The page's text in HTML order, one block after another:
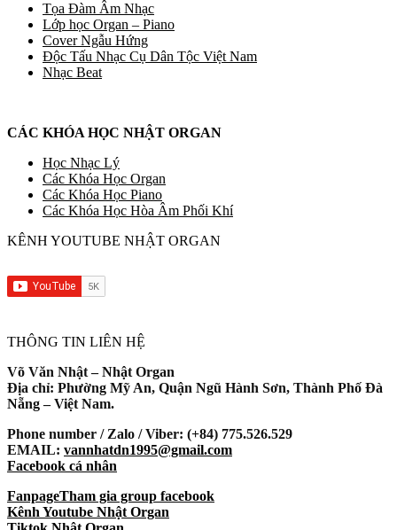
Tọa Đàm Âm Nhạc
Lớp học Organ – Piano
Cover Ngẫu Hứng
Độc Tấu Nhạc Cụ Dân Tộc Việt Nam
Nhạc Beat
CÁC KHÓA HỌC NHẬT ORGAN
Học Nhạc Lý
Các Khóa Học Organ
Các Khóa Học Piano
Các Khóa Học Hòa Âm Phối Khí
KÊNH YOUTUBE NHẬT ORGAN
THÔNG TIN LIÊN HỆ
Võ Văn Nhật – Nhật Organ
Địa chỉ: Phường Mỹ An, Quận Ngũ Hành Sơn, Thành Phố Đà
Nẵng – Việt Nam.
Phone number / Zalo / Viber: (+84) 775.526.529
EMAIL: vannhatdn1995@gmail.com
Facebook cá nhân
FanpageTham gia group facebook
Kênh Youtube Nhật Organ